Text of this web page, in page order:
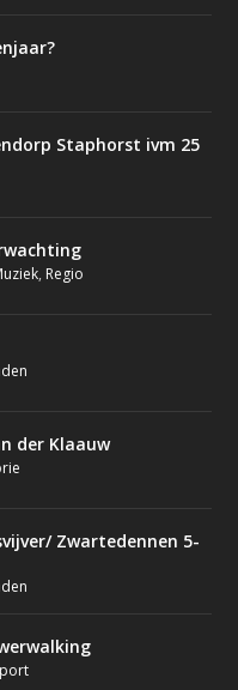
Staphorst ivm 25
, Regio
der Klaauw
Zwartedennen 5-